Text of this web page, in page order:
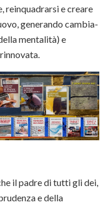
reinquadrarsi e creare
generando cambia-
mentalità) e
il padre di tutti gli dei,
e della